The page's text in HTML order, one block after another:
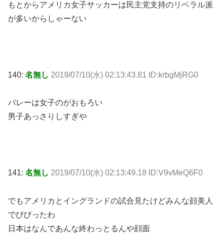
もとからアメリカ女子サッカーは民主党支持のリベラル派
が多いからしゃーない
140: 名無し 2019/07/10(水) 02:13:43.81 ID:krbgMjRG0
バレーは女子のがおもろい
男子あっさりしすぎや
141: 名無し 2019/07/10(水) 02:13:49.18 ID:V9vMeQ6F0
でもアメリカとイングランドの試合見たけどみんな顔美人
でびびったわ
日本はなんであんな終わっとるんや顔面